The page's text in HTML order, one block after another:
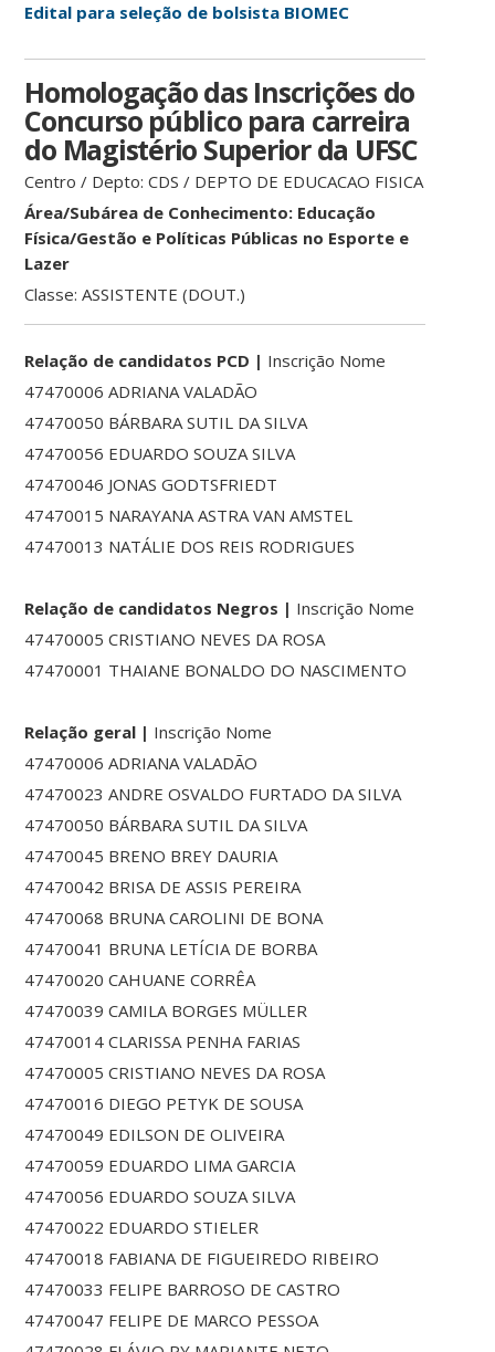
Edital para seleção de bolsista BIOMEC
Homologação das Inscrições do
Concurso público para carreira
do Magistério Superior da UFSC
Centro / Depto: CDS / DEPTO DE EDUCACAO FISICA
Área/Subárea de Conhecimento: Educação
Física/Gestão e Políticas Públicas no Esporte e
Lazer
Classe: ASSISTENTE (DOUT.)
Relação de candidatos PCD | Inscrição Nome
47470006 ADRIANA VALADÃO
47470050 BÁRBARA SUTIL DA SILVA
47470056 EDUARDO SOUZA SILVA
47470046 JONAS GODTSFRIEDT
47470015 NARAYANA ASTRA VAN AMSTEL
47470013 NATÁLIE DOS REIS RODRIGUES
Relação de candidatos Negros | Inscrição Nome
47470005 CRISTIANO NEVES DA ROSA
47470001 THAIANE BONALDO DO NASCIMENTO
Relação geral | Inscrição Nome
47470006 ADRIANA VALADÃO
47470023 ANDRE OSVALDO FURTADO DA SILVA
47470050 BÁRBARA SUTIL DA SILVA
47470045 BRENO BREY DAURIA
47470042 BRISA DE ASSIS PEREIRA
47470068 BRUNA CAROLINI DE BONA
47470041 BRUNA LETÍCIA DE BORBA
47470020 CAHUANE CORRÊA
47470039 CAMILA BORGES MÜLLER
47470014 CLARISSA PENHA FARIAS
47470005 CRISTIANO NEVES DA ROSA
47470016 DIEGO PETYK DE SOUSA
47470049 EDILSON DE OLIVEIRA
47470059 EDUARDO LIMA GARCIA
47470056 EDUARDO SOUZA SILVA
47470022 EDUARDO STIELER
47470018 FABIANA DE FIGUEIREDO RIBEIRO
47470033 FELIPE BARROSO DE CASTRO
47470047 FELIPE DE MARCO PESSOA